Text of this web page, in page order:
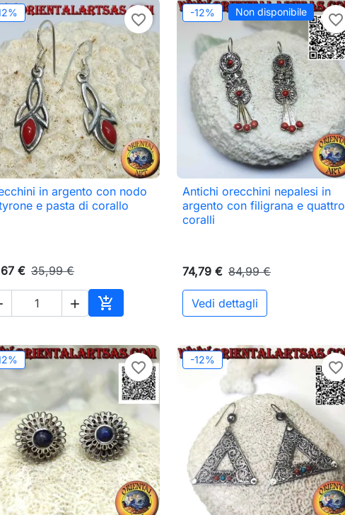
favorite_border
 Anteprima
in argento con nodo
e pasta di corallo
€ 35,99 €
 
Aggiungi al carrello
-12% Non disponibile favorite_border
 Anteprima
Antichi orecchini nepalesi in
argento con filigrana e quattro
coralli
74,79 € 84,99 €
Vedi dettagli
favorite_border -12% favorite_border